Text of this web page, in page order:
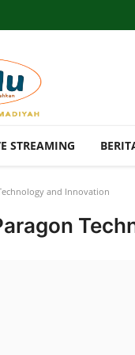
STREAMING
and Innovation